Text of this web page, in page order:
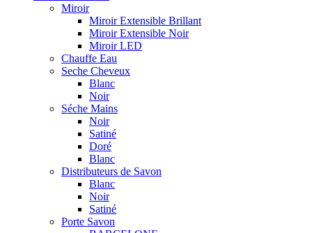
Miroir
Miroir Extensible Brillant
Miroir Extensible Noir
Miroir LED
Chauffe Eau
Seche Cheveux
Blanc
Noir
Séche Mains
Noir
Satiné
Doré
Blanc
Distributeurs de Savon
Blanc
Noir
Satiné
Porte Savon